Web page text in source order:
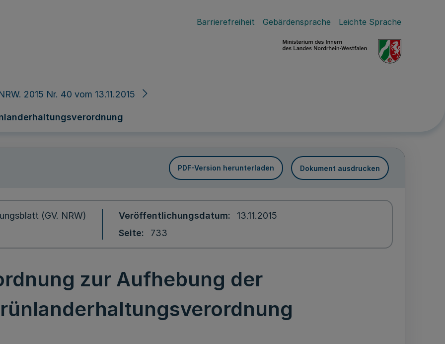
Barrierefreiheit Gebärdensprache Leichte Sprache
2015 Nr. 40 vom 13.11.2015
PDF-Version herunterladen Dokument ausdrucken
(GV. NRW)
Veröffentlichungsdatum
13.11.2015
Seite
733
zur Aufhebung der